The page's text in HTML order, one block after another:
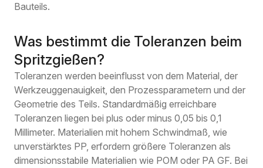
Bauteils.
Was bestimmt die Toleranzen beim
Spritzgießen?
Toleranzen werden beeinflusst von dem Material, der
Werkzeuggenauigkeit, den Prozessparametern und der
Geometrie des Teils. Standardmäßig erreichbare
Toleranzen liegen bei plus oder minus 0,05 bis 0,1
Millimeter. Materialien mit hohem Schwindmaß, wie
unverstärktes PP, erfordern größere Toleranzen als
dimensionsstabile Materialien wie POM oder PA GF. Bei